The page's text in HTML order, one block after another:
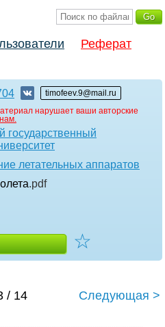
Реферат
timofeev.9@mail.ru
нарушает ваши авторские
государственный
летательных аппаратов
.pdf
☆
/ 14 Следующая >